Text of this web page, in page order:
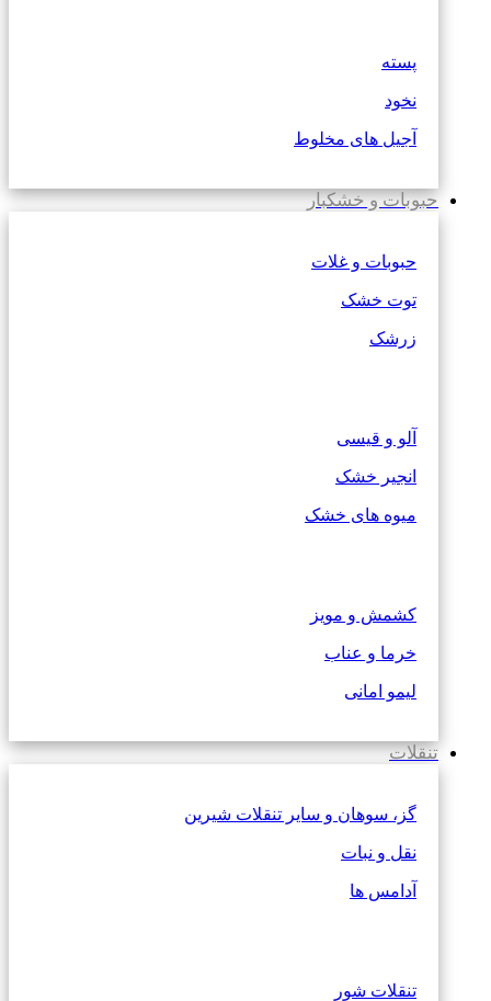
پسته
نخود
آجیل های مخلوط
حبوبات و خشکبار
حبوبات و غلات
توت خشک
زرشک
آلو و قیسی
انجیر خشک
میوه های خشک
کشمش و مویز
خرما و عناب
لیمو امانی
تنقلات
گز، سوهان و سایر تنقلات شیرین
نقل و نبات
آدامس ها
تنقلات شور